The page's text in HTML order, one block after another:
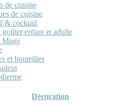
de cuisine
de cuisine
& cocktail
goûter enfant et adulte
Mugs
et bouteilles
Décoration